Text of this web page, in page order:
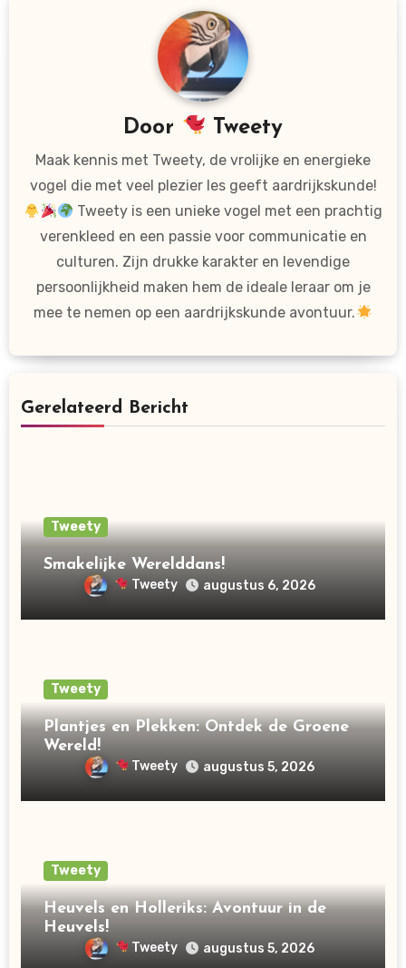
Door Tweety
Maak kennis met Tweety, de vrolijke en energieke
vogel die met veel plezier les geeft aardrijkskunde!
Tweety is een unieke vogel met een prachtig
verenkleed en een passie voor communicatie en
culturen. Zijn drukke karakter en levendige
persoonlijkheid maken hem de ideale leraar om je
mee te nemen op een aardrijkskunde avontuur.
Gerelateerd Bericht
Tweety
Smakelijke Werelddans!
Tweety augustus 6, 2026
Tweety
Plantjes en Plekken: Ontdek de Groene
Wereld!
Tweety augustus 5, 2026
Tweety
Heuvels en Holleriks: Avontuur in de
Heuvels!
Tweety augustus 5, 2026